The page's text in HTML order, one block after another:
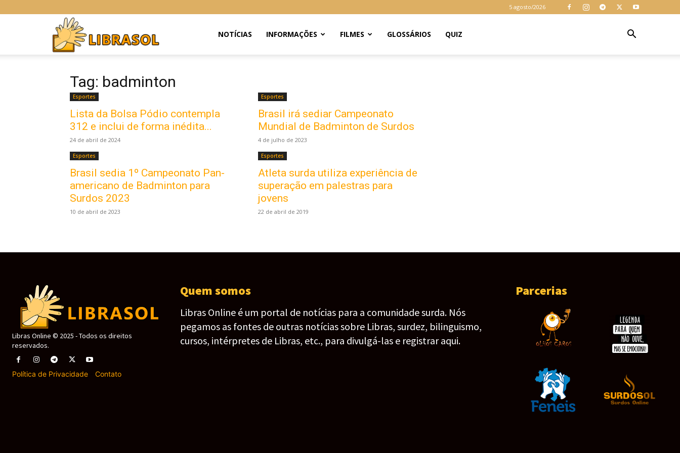
5 agosto/2026
NOTÍCIAS INFORMAÇÕES FILMES GLOSSÁRIOS QUIZ
Tag: badminton
Esportes
Lista da Bolsa Pódio contempla
312 e inclui de forma inédita...
24 de abril de 2024
Esportes
Brasil irá sediar Campeonato
Mundial de Badminton de Surdos
4 de julho de 2023
Esportes
Brasil sedia 1º Campeonato Pan-
americano de Badminton para
Surdos 2023
10 de abril de 2023
Esportes
Atleta surda utiliza experiência de
superação em palestras para
jovens
22 de abril de 2019
cookies para
garantir que
Libras Online © 2025 - Todos os direitos
reservados.
Política de Privacidade Contato
Quem somos
Libras Online é um portal de notícias para a comunidade surda. Nós
pegamos as fontes de outras notícias sobre Libras, surdez, bilinguismo,
cursos, intérpretes de Libras, etc., para divulgá-las e registrar aqui.
Parcerias